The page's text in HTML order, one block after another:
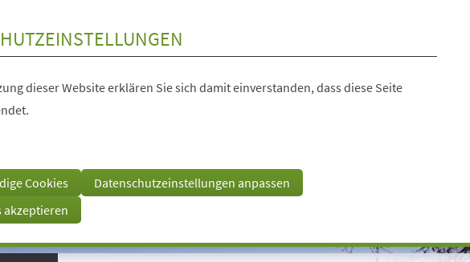
dieser Website erklären Sie sich damit einverstanden, dass diese Seite
Cookies
Datenschutzeinstellungen anpassen
akzeptieren